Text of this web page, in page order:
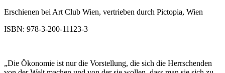
Erschienen bei Art Club Wien, vertrieben durch Pictopia, Wien
ISBN: 978-3-200-11123-3
„Die Ökonomie ist nur die Vorstellung, die sich die Herrschenden